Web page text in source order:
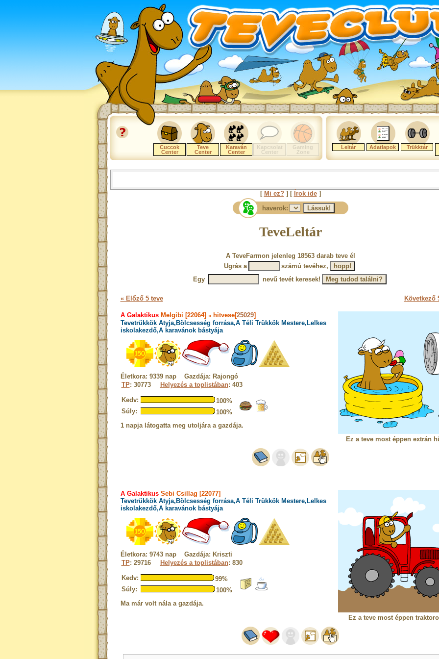
Cuccok
Center
Teve
Center
Karaván
Center
Kapcsolat
Center
Gaming
Zone
Leltár Adatlapok Trükktár
[ Mi ez?] [ Írok ide]
haverok:
TeveLeltár
A TeveFarmon jelenleg 18563 darab teve él
Ugrás a
számú tevéhez,
Egy
nevű tevét keresek!
« Előző 5 teve Következő
A GalaktikusMelgibi [22064] » hitvese[25029]
Tevetrükkök Atyja,Bölcsesség forrása,A Téli Trükkök Mestere,Lelkes
iskolakezdő,A karavánok bástyája
Életkora: 9339 nap Gazdája: Rajongó
TP: 30773 Helyezés a toplistában: 403
Kedv:
100%
Súly:
100%
1 napja látogatta meg utoljára a gazdája.
Ez a teve most éppen extrán
A GalaktikusSebi Csillag [22077]
Tevetrükkök Atyja,Bölcsesség forrása,A Téli Trükkök Mestere,Lelkes
iskolakezdő,A karavánok bástyája
Életkora: 9743 nap Gazdája: Kriszti
TP: 29716 Helyezés a toplistában: 830
Kedv:
99%
Súly:
100%
Ma már volt nála a gazdája.
Ez a teve most éppen